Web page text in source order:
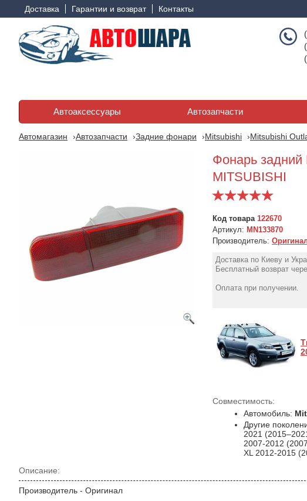
Доставка Гарантии и возврат Контакты
Автоаксессуары Автозапчасти
Автомагазин Автозапчасти Задние фонари Mitsubishi Mitsubishi
Фонарь
MITSUBISHI
Код товара 122670
Артикул: MN133870
Производитель:
Доставка по Киеву и
Бесплатный возврат
Оплата при получении.
Совместимость:
Автомобиль:
Другие
2021
2007-2012
XL 2012-2015
Описание:
Производитель - Оригинал
Фонарь задний
Mitsubishi Outlander
2005-2008 правый
черная рамка - DEPO
Фонарь задний
Mitsubishi Outlander
2005-2008 правый
грн
2005-
5336